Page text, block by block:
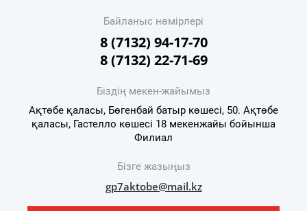
Байланыс нөмірлері
8 (7132) 94-17-70
8 (7132) 22-71-69
Біздің мекен-жайымыз
Ақтөбе қаласы, Бөгенбай батыр көшесі, 50. Ақтөбе
қаласы, Гастелло көшесі 18 мекенжайы бойынша
Филиал
Бізге жазыңыз
gp7aktobe@mail.kz